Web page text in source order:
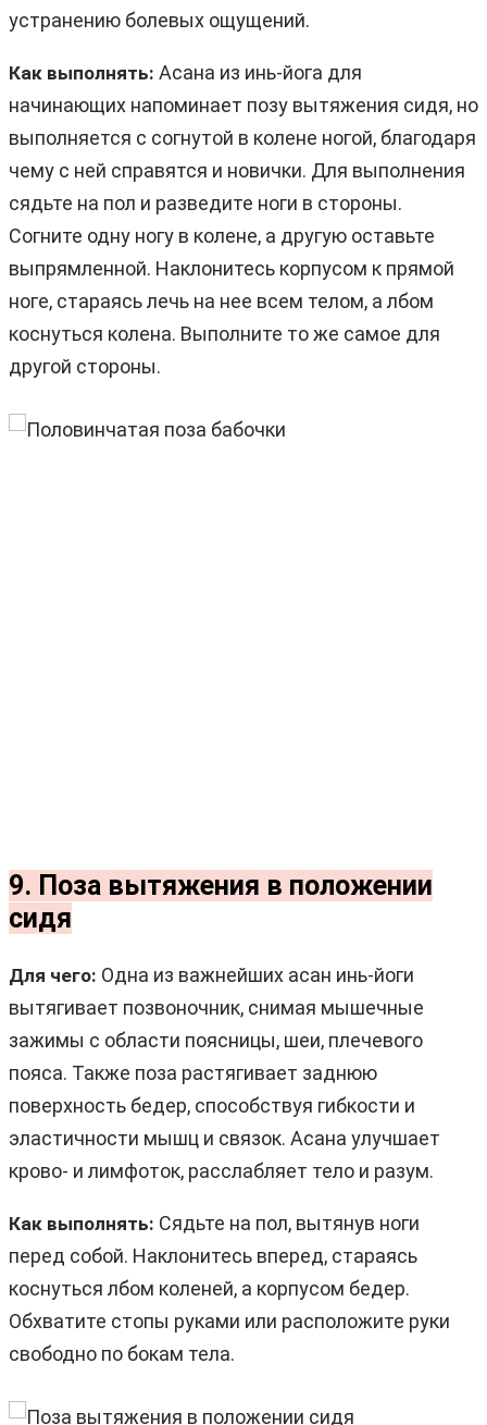
устранению болевых ощущений.
Как выполнять: Асана из инь-йога для
начинающих напоминает позу вытяжения сидя, но
выполняется с согнутой в колене ногой, благодаря
чему с ней справятся и новички. Для выполнения
сядьте на пол и разведите ноги в стороны.
Согните одну ногу в колене, а другую оставьте
выпрямленной. Наклонитесь корпусом к прямой
ноге, стараясь лечь на нее всем телом, а лбом
коснуться колена. Выполните то же самое для
другой стороны.
9. Поза вытяжения в положении
сидя
Для чего: Одна из важнейших асан инь-йоги
вытягивает позвоночник, снимая мышечные
зажимы с области поясницы, шеи, плечевого
пояса. Также поза растягивает заднюю
поверхность бедер, способствуя гибкости и
эластичности мышц и связок. Асана улучшает
крово- и лимфоток, расслабляет тело и разум.
Как выполнять: Сядьте на пол, вытянув ноги
перед собой. Наклонитесь вперед, стараясь
коснуться лбом коленей, а корпусом бедер.
Обхватите стопы руками или расположите руки
свободно по бокам тела.